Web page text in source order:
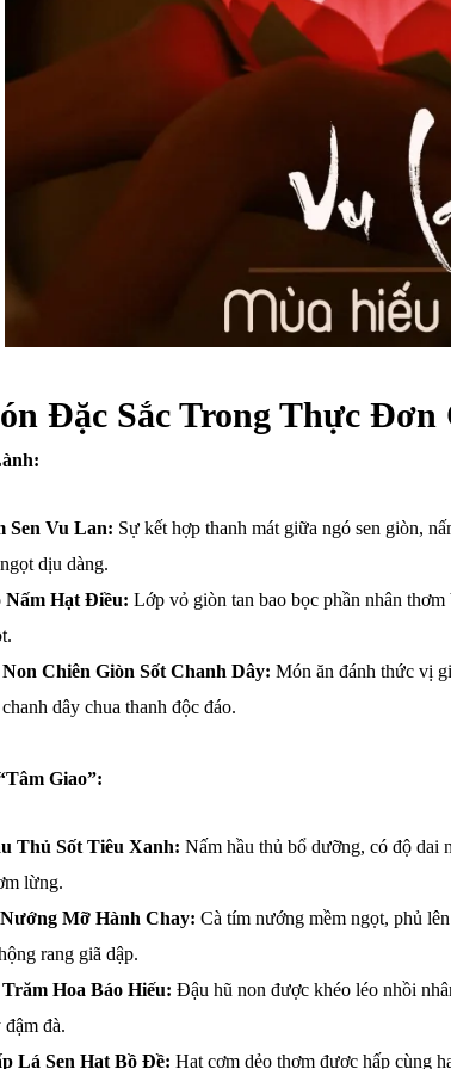
Đặc Sắc Trong Thực Đơn
Sen Vu Lan: Sự kết hợp thanh mát giữa ngó sen giòn,
dịu dàng.
Nấm Hạt Điều: Lớp vỏ giòn tan bao bọc phần nhân
Chiên Giòn Sốt Chanh Dây: Món ăn đánh thức vị
dây chua thanh độc đáo.
Giao”:
Thủ Sốt Tiêu Xanh: Nấm hầu thủ bổ dưỡng, có độ dai
lừng.
Mỡ Hành Chay: Cà tím nướng mềm ngọt, phủ
rang giã dập.
Hoa Báo Hiếu: Đậu hũ non được khéo léo nhồi
đậm đà.
Lá Sen Hạt Bồ Đề: Hạt cơm dẻo thơm được hấp cùng